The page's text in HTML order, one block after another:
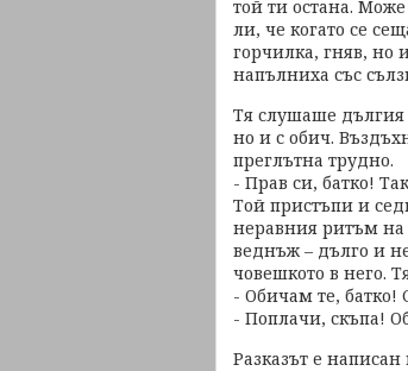
той ти остана.
ли, че когато се
горчилка, гняв, но
напълниха със
Тя слушаше дългия
но и с обич.
преглътна трудно.
- Прав си, батко!
Той пристъпи и
неравния ритъм на
веднъж – дълго и
човешкото в него.
- Обичам те, батко!
- Поплачи, скъпа!
Разказът е